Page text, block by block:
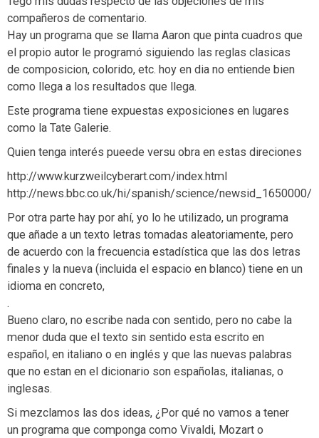
compañeros de comentario.
Hay un programa que se llama Aaron que pinta cuadros que
el propio autor le programó siguiendo las reglas clasicas
de composicion, colorido, etc. hoy en dia no entiende bien
como llega a los resultados que llega.
Este programa tiene expuestas exposiciones en lugares
como la Tate Galerie.
Quien tenga interés pueede versu obra en estas direciones
http://www.kurzweilcyberart.com/index.html
http://news.bbc.co.uk/hi/spanish/science/newsid_1650000/
Por otra parte hay por ahí, yo lo he utilizado, un programa
que añade a un texto letras tomadas aleatoriamente, pero
de acuerdo con la frecuencia estadística que las dos letras
finales y la nueva (incluida el espacio en blanco) tiene en un
idioma en concreto,
.
Bueno claro, no escribe nada con sentido, pero no cabe la
menor duda que el texto sin sentido esta escrito en
español, en italiano o en inglés y que las nuevas palabras
que no estan en el dicionario son españolas, italianas, o
inglesas.
Si mezclamos las dos ideas, ¿Por qué no vamos a tener
un programa que componga como Vivaldi, Mozart o